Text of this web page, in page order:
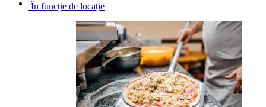
În funcție de locație